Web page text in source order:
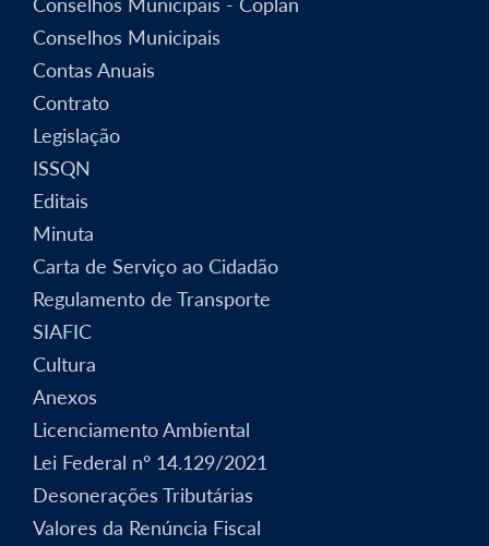
Conselhos Municipais
Contas Anuais
Contrato
Legislação
ISSQN
Editais
Minuta
Carta de Serviço ao Cidadão
Regulamento de Transporte
SIAFIC
Cultura
Anexos
Licenciamento Ambiental
Lei Federal nº 14.129/2021
Desonerações Tributárias
Valores da Renúncia Fiscal